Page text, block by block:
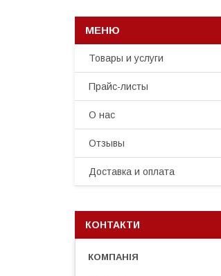
Товары и услуги
Прайс-листы
О нас
Отзывы
Доставка и оплата
КОНТАКТИ